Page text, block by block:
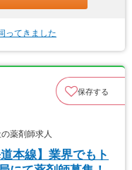
ってきました
保存する
薬剤師求人
本線】業界でもト